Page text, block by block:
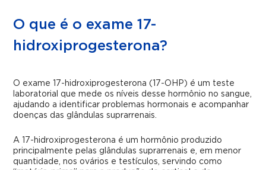
O que é o exame 17-
hidroxiprogesterona?
O exame 17-hidroxiprogesterona (17-OHP) é um teste
laboratorial que mede os níveis desse hormônio no sangue,
ajudando a identificar problemas hormonais e acompanhar
doenças das glândulas suprarrenais.
A 17-hidroxiprogesterona é um hormônio produzido
principalmente pelas glândulas suprarrenais e, em menor
quantidade, nos ovários e testículos, servindo como